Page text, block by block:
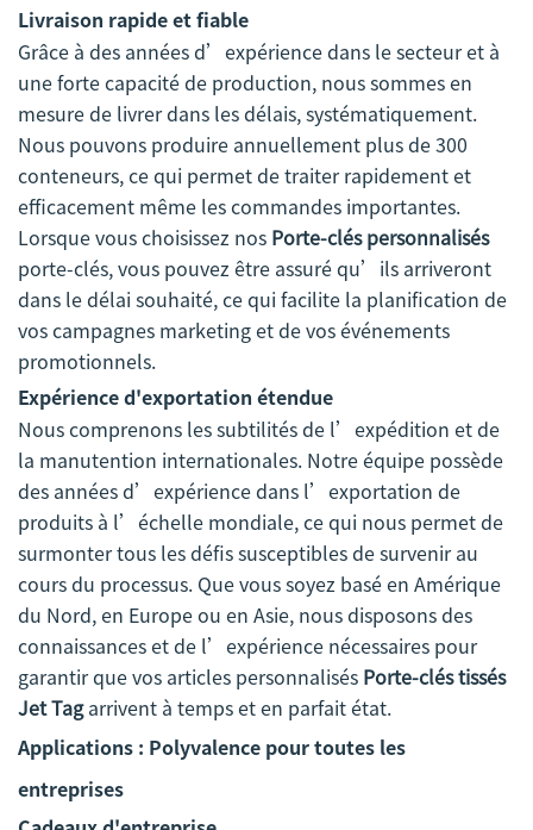
Livraison rapide et fiable
Grâce à des années d’expérience dans le secteur et à
une forte capacité de production, nous sommes en
mesure de livrer dans les délais, systématiquement.
Nous pouvons produire annuellement plus de 300
conteneurs, ce qui permet de traiter rapidement et
efficacement même les commandes importantes.
Lorsque vous choisissez nos Porte-clés personnalisés
porte-clés, vous pouvez être assuré qu’ils arriveront
dans le délai souhaité, ce qui facilite la planification de
vos campagnes marketing et de vos événements
promotionnels.
Expérience d'exportation étendue
Nous comprenons les subtilités de l’expédition et de
la manutention internationales. Notre équipe possède
des années d’expérience dans l’exportation de
produits à l’échelle mondiale, ce qui nous permet de
surmonter tous les défis susceptibles de survenir au
cours du processus. Que vous soyez basé en Amérique
du Nord, en Europe ou en Asie, nous disposons des
connaissances et de l’expérience nécessaires pour
garantir que vos articles personnalisés Porte-clés tissés
Jet Tagarrivent à temps et en parfait état.
Applications : Polyvalence pour toutes les
entreprises